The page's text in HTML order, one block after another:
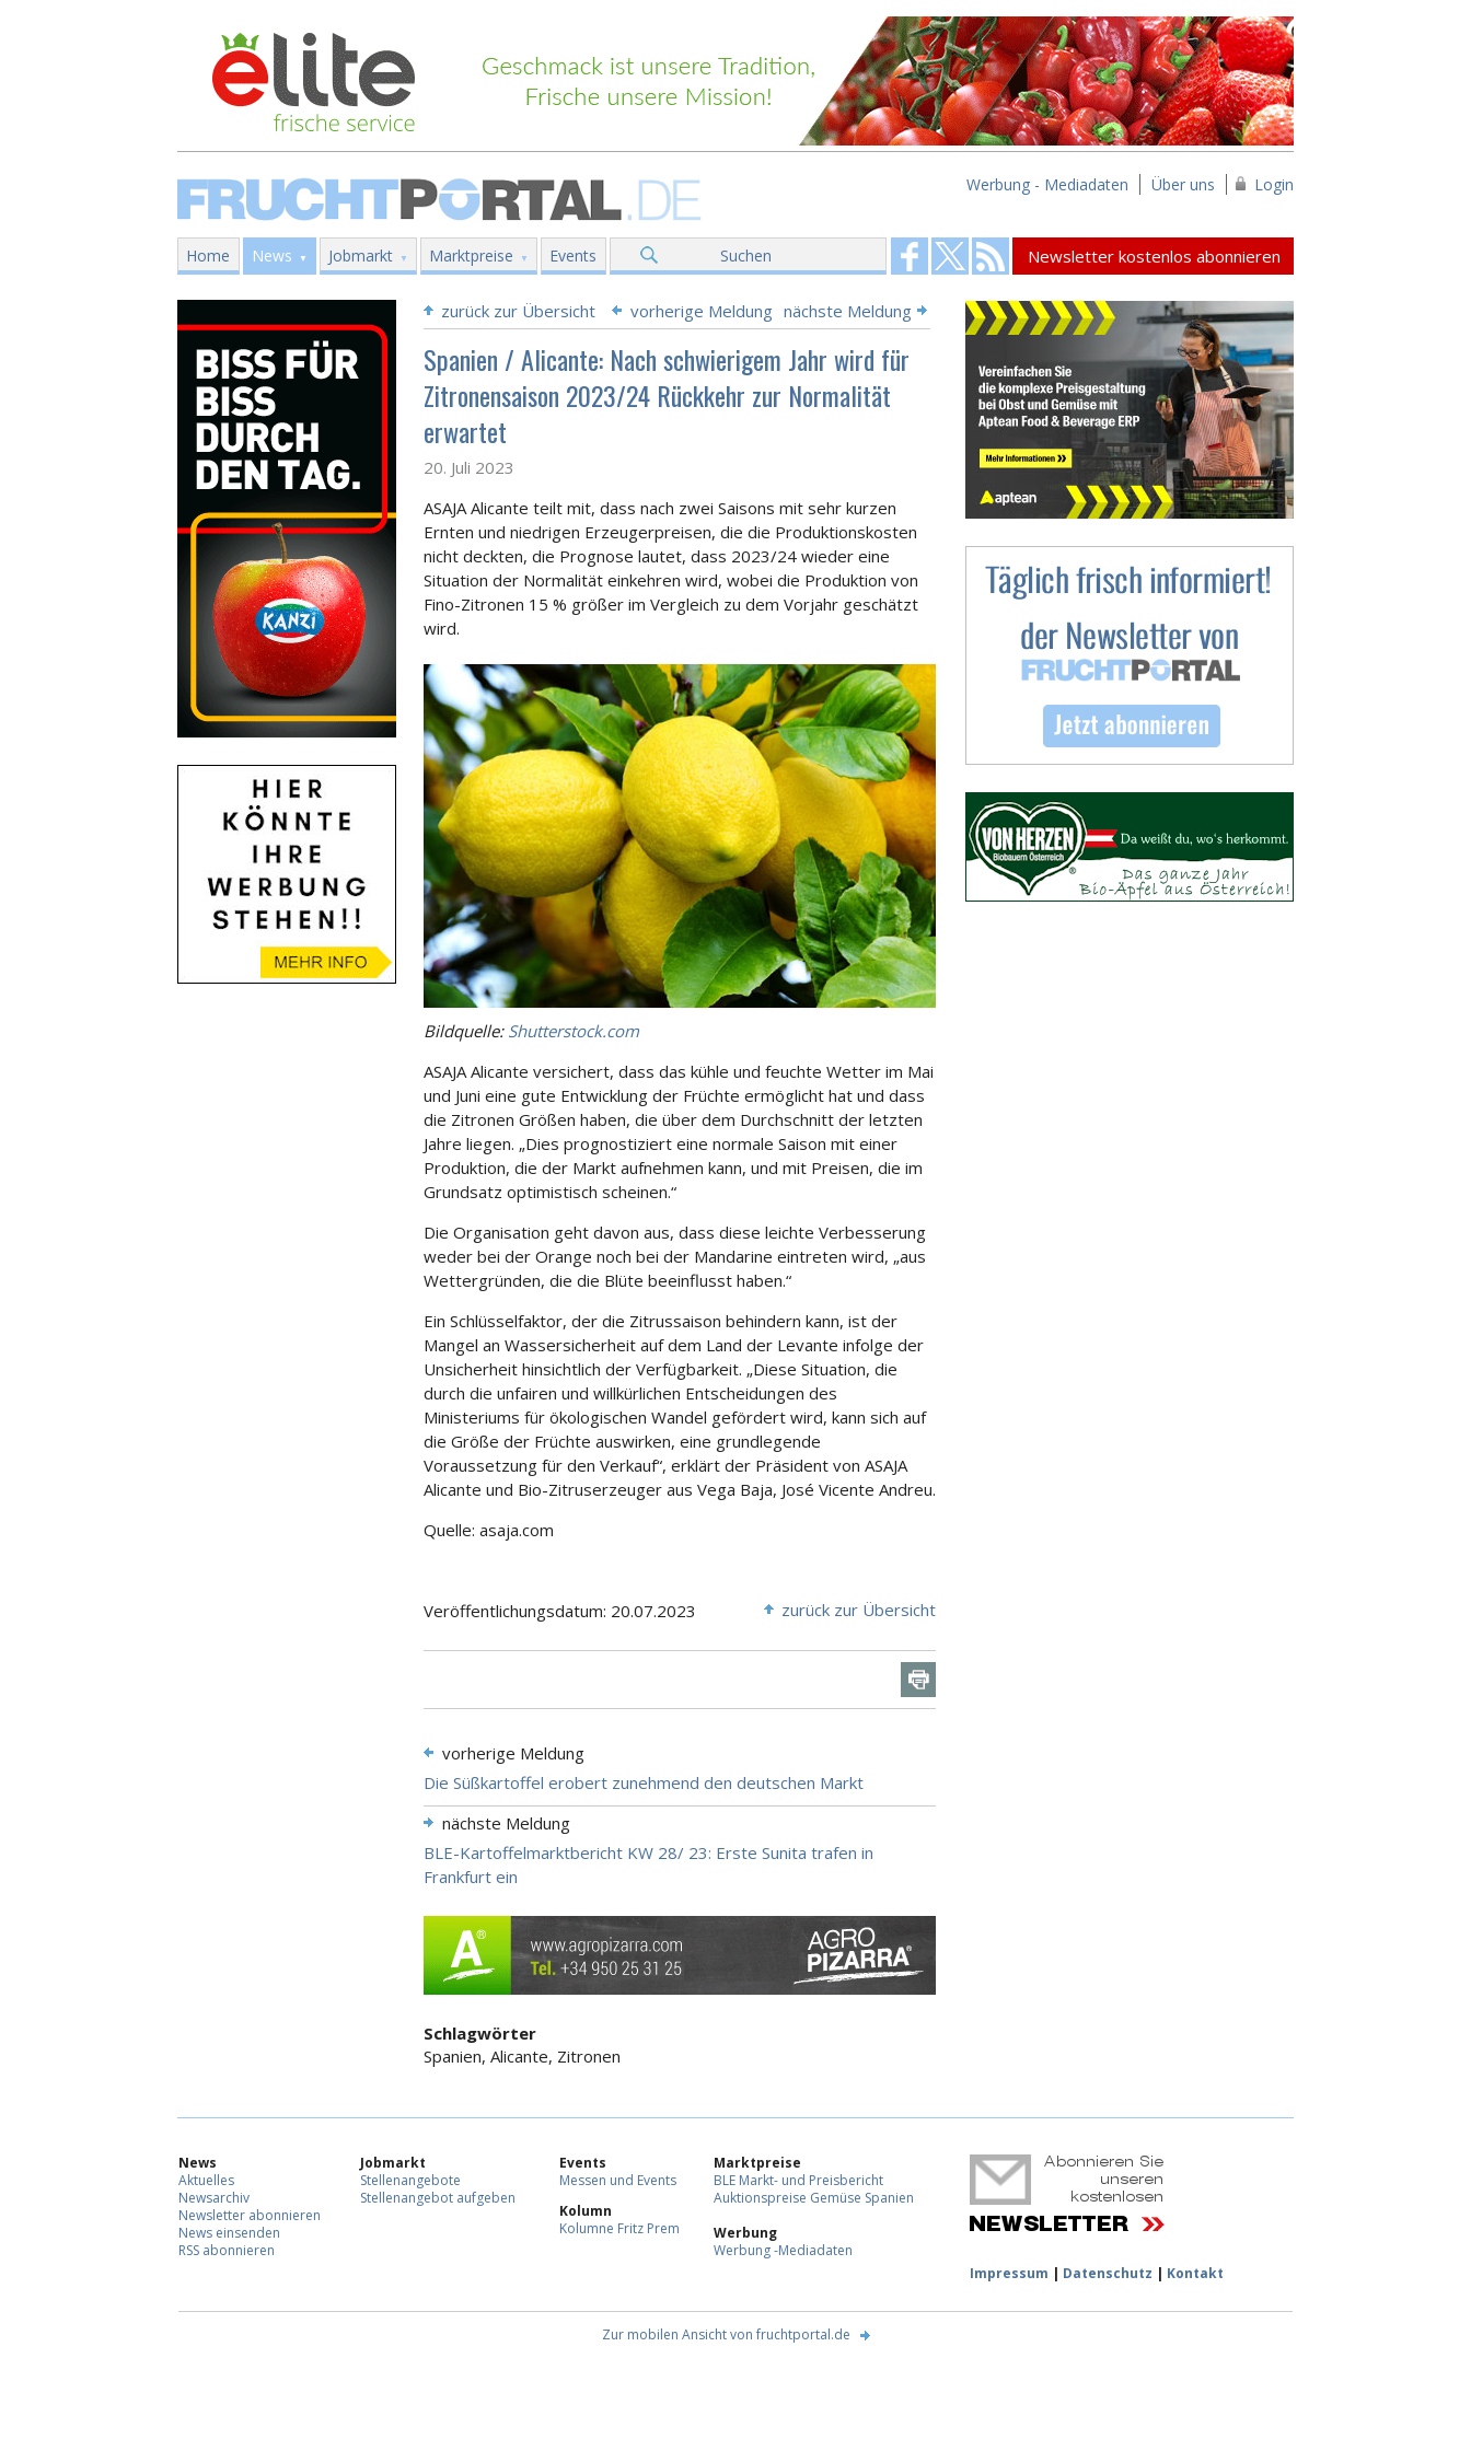
Werbung - Mediadaten Über uns Login
Home News Jobmarkt Marktpreise Events Suchen Newsletter kostenlos abonnieren
zurück zur Übersicht vorherige Meldung nächste Meldung
Spanien / Alicante: Nach schwierigem Jahr wird für
Zitronensaison 2023/24 Rückkehr zur Normalität
erwartet
20. Juli 2023
ASAJA Alicante teilt mit, dass nach zwei Saisons mit sehr kurzen
Ernten und niedrigen Erzeugerpreisen, die die Produktionskosten
nicht deckten, die Prognose lautet, dass 2023/24 wieder eine
Situation der Normalität einkehren wird, wobei die Produktion von
Fino-Zitronen 15 % größer im Vergleich zu dem Vorjahr geschätzt
wird.
Bildquelle: Shutterstock.com
ASAJA Alicante versichert, dass das kühle und feuchte Wetter im Mai
und Juni eine gute Entwicklung der Früchte ermöglicht hat und dass
die Zitronen Größen haben, die über dem Durchschnitt der letzten
Jahre liegen. „Dies prognostiziert eine normale Saison mit einer
Produktion, die der Markt aufnehmen kann, und mit Preisen, die im
Grundsatz optimistisch scheinen.“
Die Organisation geht davon aus, dass diese leichte Verbesserung
weder bei der Orange noch bei der Mandarine eintreten wird, „aus
Wettergründen, die die Blüte beeinflusst haben.“
Ein Schlüsselfaktor, der die Zitrussaison behindern kann, ist der
Mangel an Wassersicherheit auf dem Land der Levante infolge der
Unsicherheit hinsichtlich der Verfügbarkeit. „Diese Situation, die
durch die unfairen und willkürlichen Entscheidungen des
Ministeriums für ökologischen Wandel gefördert wird, kann sich auf
die Größe der Früchte auswirken, eine grundlegende
Voraussetzung für den Verkauf“, erklärt der Präsident von ASAJA
Alicante und Bio-Zitruserzeuger aus Vega Baja, José Vicente Andreu.
Quelle: asaja.com
Veröffentlichungsdatum: 20.07.2023 zurück zur Übersicht
vorherige Meldung
Die Süßkartoffel erobert zunehmend den deutschen Markt
nächste Meldung
BLE-Kartoffelmarktbericht KW 28/ 23: Erste Sunita trafen in
Frankfurt ein
Schlagwörter
Spanien, Alicante, Zitronen
News
Aktuelles
Newsarchiv
Newsletter abonnieren
News einsenden
RSS abonnieren
Jobmarkt
Stellenangebote
Stellenangebot aufgeben
Events
Messen und Events
Kolumn
Kolumne Fritz Prem
Marktpreise
BLE Markt- und Preisbericht
Auktionspreise Gemüse Spanien
Werbung
Werbung -Mediadaten
Impressum | Datenschutz | Kontakt
Zur mobilen Ansicht von fruchtportal.de